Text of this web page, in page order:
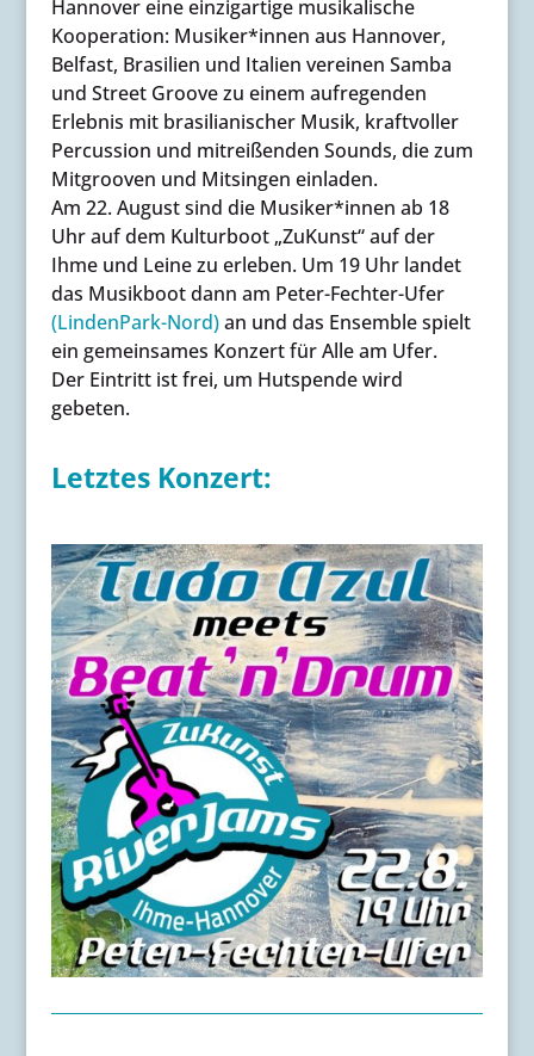
Hannover eine einzigartige musikalische
Kooperation: Musiker*innen aus Hannover,
Belfast, Brasilien und Italien vereinen Samba
und Street Groove zu einem aufregenden
Erlebnis mit brasilianischer Musik, kraftvoller
Percussion und mitreißenden Sounds, die zum
Mitgrooven und Mitsingen einladen.
Am 22. Augustsind die Musiker*innen ab 18
Uhrauf dem Kulturboot „ZuKunst“ auf der
Ihme und Leine zu erleben. Um 19 Uhr landet
das Musikboot dann am Peter-Fechter-Ufer
(LindenPark-Nord)an und das Ensemble spielt
ein gemeinsames Konzert für Alle am Ufer.
Der Eintritt ist frei, um Hutspende wird
gebeten.
Letztes Konzert: